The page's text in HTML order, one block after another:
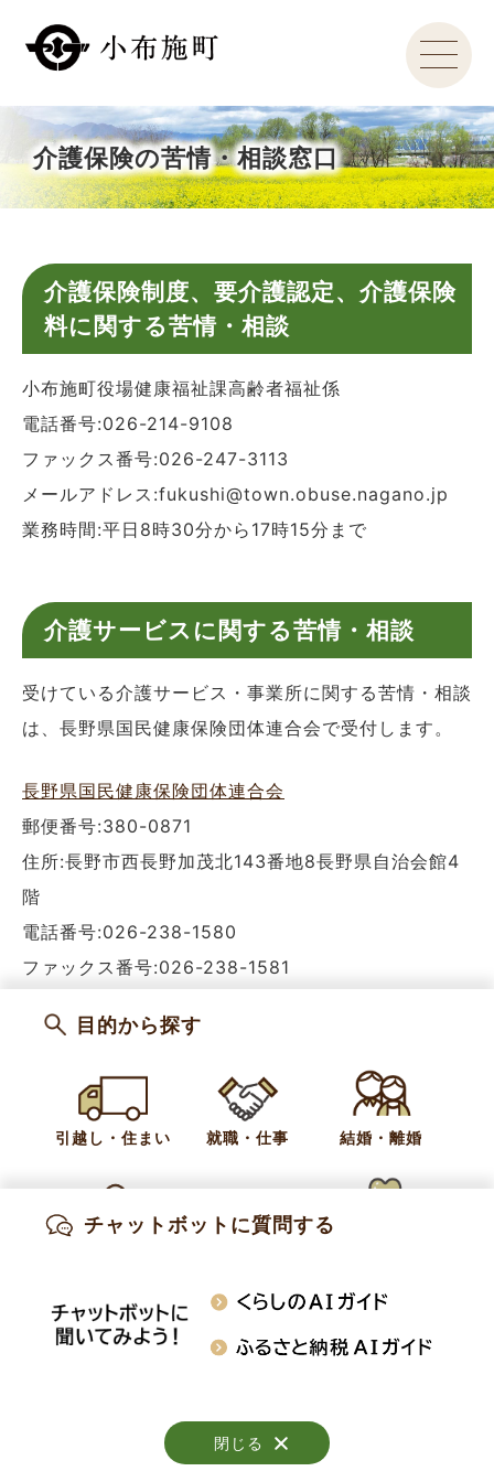
介護保険の苦情・相談窓口
介護保険制度、要介護認定、介護保険
料に関する苦情・相談
小布施町役場健康福祉課高齢者福祉係
電話番号:026-214-9108
ファックス番号:026-247-3113
メールアドレス:fukushi@town.obuse.nagano.jp
業務時間:平日8時30分から17時15分まで
介護サービスに関する苦情・相談
受けている介護サービス・事業所に関する苦情・相談
は、長野県国民健康保険団体連合会で受付します。
長野県国民健康保険団体連合会
郵便番号:380-0871
住所:長野市西長野加茂北143番地8長野県自治会館4
階
電話番号:026-238-1580
ファックス番号:026-238-1581
カテゴリー 介護保険
健康福祉課 高齢者福祉係
知りたい情報を検索
閉じる
目的から探す
引越し・住まい 就職・仕事 結婚・離婚
閉じる
チャットボットに質問する
閉じる